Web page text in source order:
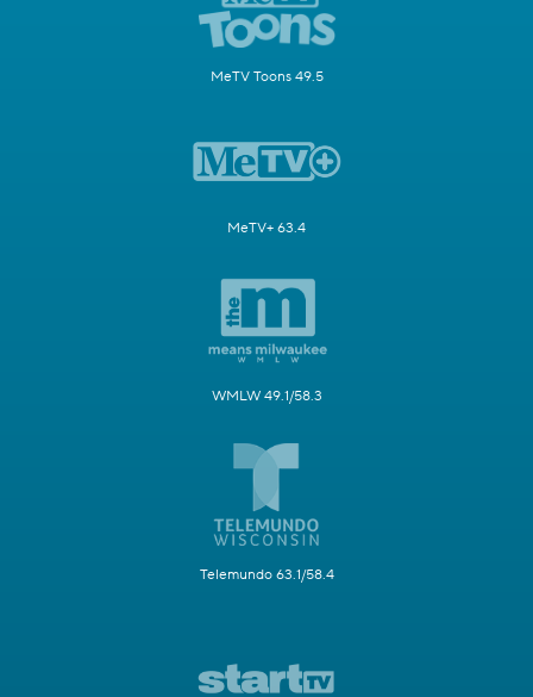
MeTV Toons 49.5
MeTV+ 63.4
WMLW 49.1/58.3
Telemundo 63.1/58.4